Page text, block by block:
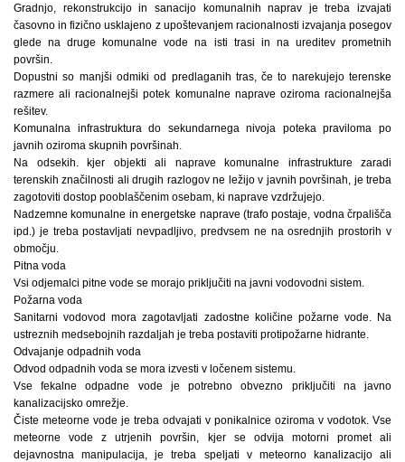
Gradnjo, rekonstrukcijo in sanacijo komunalnih naprav je treba izvajati
časovno in fizično usklajeno z upoštevanjem racionalnosti izvajanja posegov
glede na druge komunalne vode na isti trasi in na ureditev prometnih
površin.
Dopustni so manjši odmiki od predlaganih tras, če to narekujejo terenske
razmere ali racionalnejši potek komunalne naprave oziroma racionalnejša
rešitev.
Komunalna infrastruktura do sekundarnega nivoja poteka praviloma po
javnih oziroma skupnih površinah.
Na odsekih. kjer objekti ali naprave komunalne infrastrukture zaradi
terenskih značilnosti ali drugih razlogov ne ležijo v javnih površinah, je treba
zagotoviti dostop pooblaščenim osebam, ki naprave vzdržujejo.
Nadzemne komunalne in energetske naprave (trafo postaje, vodna črpališča
ipd.) je treba postavljati nevpadljivo, predvsem ne na osrednjih prostorih v
območju.
Pitna voda
Vsi odjemalci pitne vode se morajo priključiti na javni vodovodni sistem.
Požarna voda
Sanitarni vodovod mora zagotavljati zadostne količine požarne vode. Na
ustreznih medsebojnih razdaljah je treba postaviti protipožarne hidrante.
Odvajanje odpadnih voda
Odvod odpadnih voda se mora izvesti v ločenem sistemu.
Vse fekalne odpadne vode je potrebno obvezno priključiti na javno
kanalizacijsko omrežje.
Čiste meteorne vode je treba odvajati v ponikalnice oziroma v vodotok. Vse
meteorne vode z utrjenih površin, kjer se odvija motorni promet ali
dejavnostna manipulacija, je treba speljati v meteorno kanalizacijo ali